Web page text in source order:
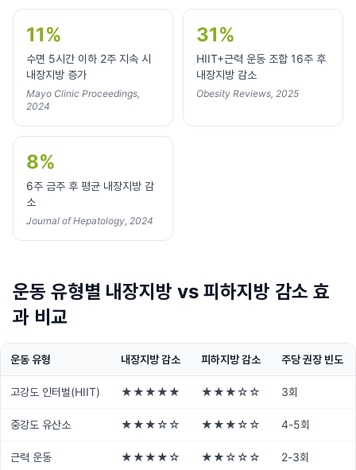
11%
수면 5시간 이하 2주 지속 시
내장지방 증가
Mayo Clinic Proceedings,
2024
31%
HIIT+근력 운동 조합 16주 후
내장지방 감소
Obesity Reviews, 2025
8%
6주 금주 후 평균 내장지방 감
소
Journal of Hepatology, 2024
운동 유형별 내장지방 vs 피하지방 감소 효
과 비교
운동 유형 내장지방 감소 피하지방 감소 주당 권장 빈도
고강도 인터벌(HIIT) ★★★★★ ★★★☆☆ 3회
중강도 유산소 ★★★☆☆ ★★★☆☆ 4-5회
근력 운동 ★★★★☆ ★★☆☆☆ 2-3회